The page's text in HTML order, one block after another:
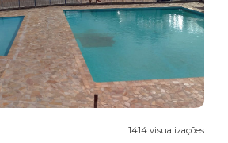
1414 visualizações